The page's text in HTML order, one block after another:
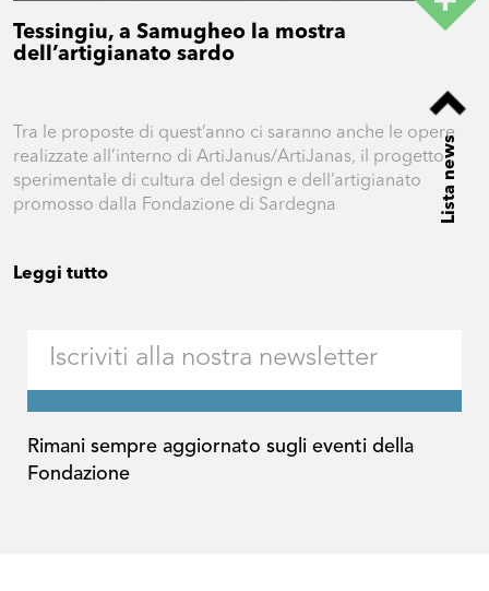
Tessingiu, a Samugheo la mostra
dell’artigianato sardo
Tra le proposte di quest’anno ci saranno anche le opere
realizzate all’interno di ArtiJanus/ArtiJanas, il progetto
sperimentale di cultura del design e dell’artigianato
promosso dalla Fondazione di Sardegna
Leggi tutto
Lista news
Rimani sempre aggiornato sugli eventi della
Fondazione